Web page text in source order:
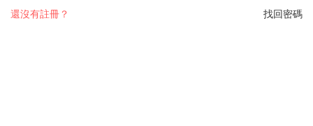
找回密碼
還沒有註冊？